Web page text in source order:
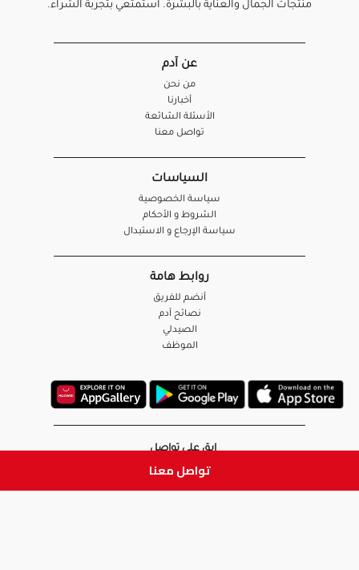
تواصل معنا
منتجات الجمال والعناية بالبشرة. استمتعي بتجربة الشراء.
عن آدم
من نحن
أخبارنا
الأسئلة الشائعة
تواصل معنا
السياسات
سياسة الخصوصية
الشروط و الأحكام
سياسة الإرجاع و الاستبدال
روابط هامة
أنضم للفريق
نصائح آدم
الصيدلي
الموظف
ابق على تواصل